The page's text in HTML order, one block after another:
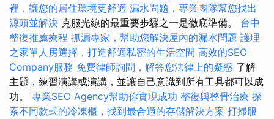
裡，讓您的居住環境更舒適 漏水問題，專業團隊幫您找出
源頭並解決 克服光線的最重要步驟之一是徹底準備。 台中
整復推薦療程 抓漏專家，幫助您解決屋內的漏水問題 護理
之家單人房選擇，打造舒適私密的生活空間 高效的SEO
Company服務 免費律師詢問，解答您法律上的疑惑 了解
主題，練習演講或演講，並讓自己意識到所有工具都可以成
功。 專業SEO Agency幫助你實現成功 整復與整骨治療 探
索不同款式的冷凍櫃，找到最合適的存儲解決方案 打掃服